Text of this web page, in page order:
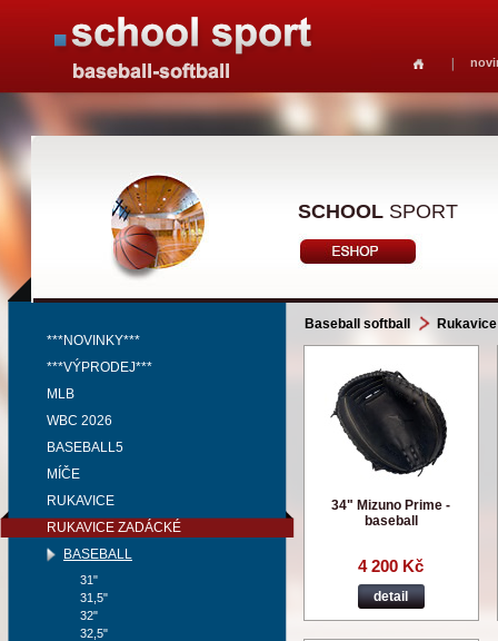
SCHOOL SPORT
***NOVINKY***
***VÝPRODEJ***
MLB
WBC 2026
BASEBALL5
MÍČE
RUKAVICE
RUKAVICE ZADÁCKÉ
BASEBALL
31"
31,5"
32"
32,5"
Baseball softball
34" Mizuno Prime -
baseball
4 200 Kč
detail